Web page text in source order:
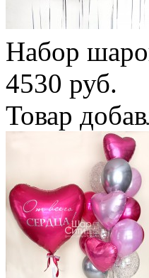
Набор
4530 руб.
Товар